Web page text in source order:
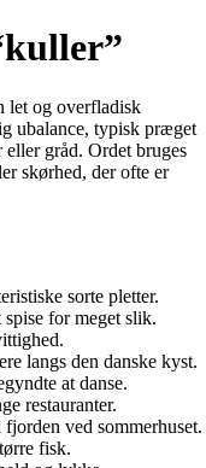
let og overfladisk
ubalance, typisk præget
gråd. Ordet bruges
skørhed, der ofte er
sorte pletter.
for meget slik.
langs den danske kyst.
at danse.
restauranter.
ved sommerhuset.
fisk.